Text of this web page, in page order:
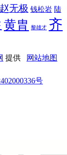
赵无极 钱松岩 陆
黄胄 黎雄才 齐
提供
网站地图
号